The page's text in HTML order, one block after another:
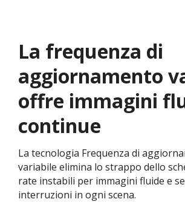
La frequenza di
aggiornamento
offre immagini
continue
La tecnologia Frequenza di
variabile elimina lo strappo dello
rate instabili per immagini fluide e
interruzioni in ogni scena.